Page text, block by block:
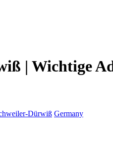
| Wichtige
Dürwiß Germany